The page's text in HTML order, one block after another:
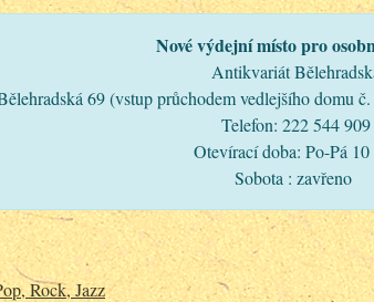
Nové výdejní místo pro
Antikvariát
69 (vstup průchodem vedlejšího domu
Telefon: 222 544 909
Otevírací doba: Po-Pá 10
Sobota : zavřeno
Rock, Jazz